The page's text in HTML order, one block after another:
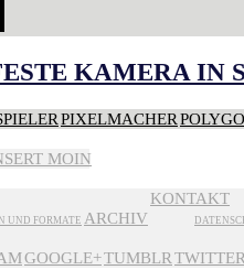
KAMERA IN
PIXELMACHER
MOIN
UND FORMATE ARCHIV
KONTAKT
GOOGLE+TUMBLRTWITTER